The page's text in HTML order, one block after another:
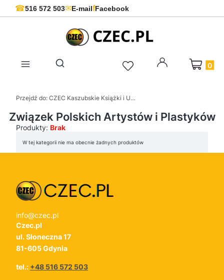
☎516 572 503✉E-mailfFacebook
Otwórz wyszukiwarkę
Produkty
Przejdź do: CZEC Kaszubskie Książki i Upominki - Pamiątki z Kaszub
Związek Polskich Artystów i Plastyków
Produkty: Brak
Lista produktów
W tej kategorii nie ma obecnie żadnych produktów
info@czec.pl
Czec.pl
ul. Słoneczna 17
81-605 Gdynia
tel.: +48 516 572 503